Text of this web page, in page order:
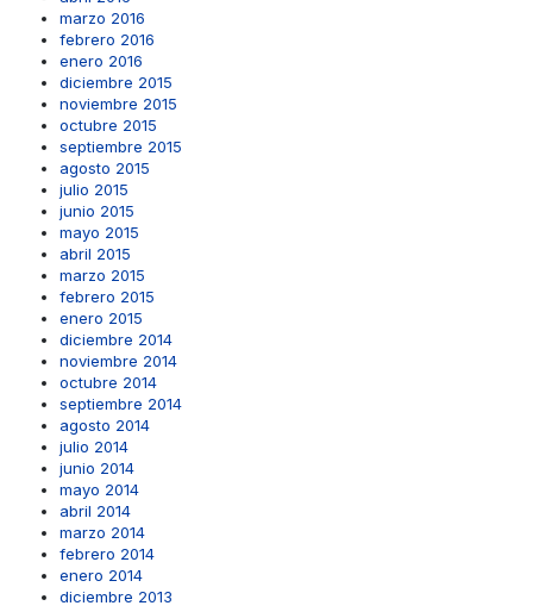
marzo 2016
febrero 2016
enero 2016
diciembre 2015
noviembre 2015
octubre 2015
septiembre 2015
agosto 2015
julio 2015
junio 2015
mayo 2015
abril 2015
marzo 2015
febrero 2015
enero 2015
diciembre 2014
noviembre 2014
octubre 2014
septiembre 2014
agosto 2014
julio 2014
junio 2014
mayo 2014
abril 2014
marzo 2014
febrero 2014
enero 2014
diciembre 2013